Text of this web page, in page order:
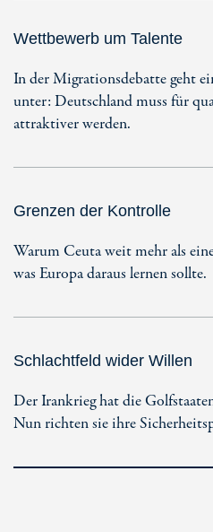
Wettbewerb um Talente
In der Migrationsdebatte geht
unter: Deutschland muss für
attraktiver werden.
Grenzen der Kontrolle
Warum Ceuta weit mehr als
was Europa daraus lernen sollte.
Schlachtfeld wider Willen
Der Irankrieg hat die
Nun richten sie ihre